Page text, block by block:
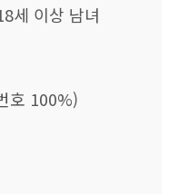
세 이상 남녀
호 100%)